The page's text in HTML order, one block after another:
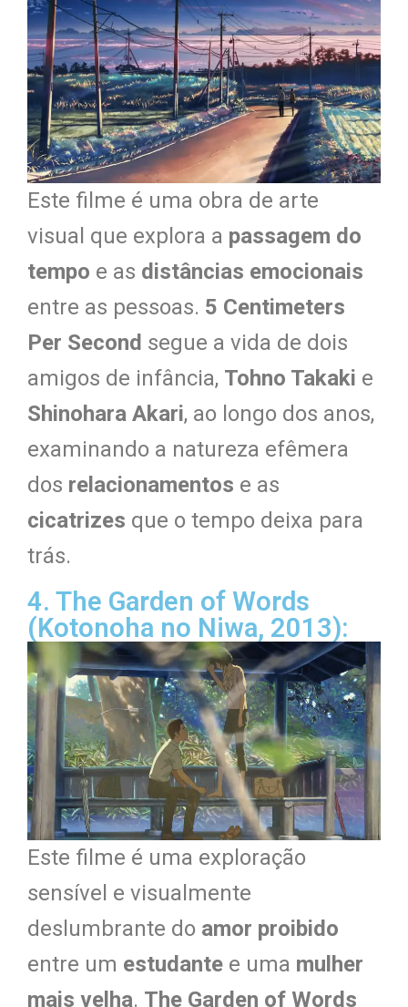
Este filme é uma obra de arte
visual que explora a passagem do
tempo e as distâncias emocionais
entre as pessoas. 5 Centimeters
Per Second segue a vida de dois
amigos de infância, Tohno Takaki e
Shinohara Akari, ao longo dos anos,
examinando a natureza efêmera
dos relacionamentos e as
cicatrizes que o tempo deixa para
trás.
4. The Garden of Words
(Kotonoha no Niwa, 2013):
Este filme é uma exploração
sensível e visualmente
deslumbrante do amor proibido
entre um estudante e uma mulher
mais velha. The Garden of Words